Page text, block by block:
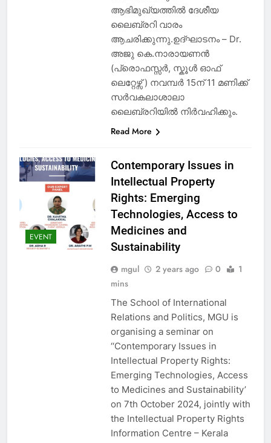
ആഭിമുഖ്യത്തിൽ ദേശീയ
ലൈബ്രറി വാരം
ആചരിക്കുന്നു.ഉദ്ഘാടനം – Dr.
അജു കെ.നാരായണൻ
(പ്രൊഫസ്സർ, സ്കൂൾ ഓഫ്
ലെറ്റേഴ്സ് ) നവമ്പർ 15ന് 11 മണിക്ക്
സർവകലാശാലാ
ലൈബ്രറിയിൽ നിർവഹിക്കും.
Read More
EVENT
Contemporary Issues in
Intellectual Property
Rights: Emerging
Technologies, Access to
Medicines and
Sustainability
mgul 2 years ago 0
1
mins
The School of International
Relations and Politics, MGU is
organising a seminar on
‘‘Contemporary Issues in
Intellectual Property Rights:
Emerging Technologies, Access
to Medicines and Sustainability’
on 7th October 2024, jointly with
the Intellectual Property Rights
Information Centre – Kerala